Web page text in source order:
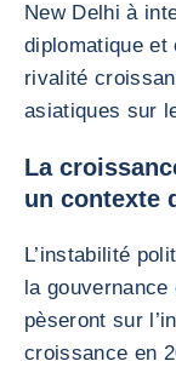
New Delhi à
diplomatique et
rivalité
asiatiques sur
La
un contexte
L’instabilité
la
pèseront sur
croissance en